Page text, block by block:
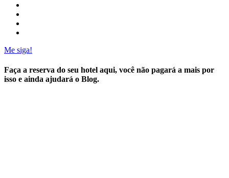
Me siga!
Faça a reserva do seu hotel aqui, você não pagará a mais por
isso e ainda ajudará o Blog.